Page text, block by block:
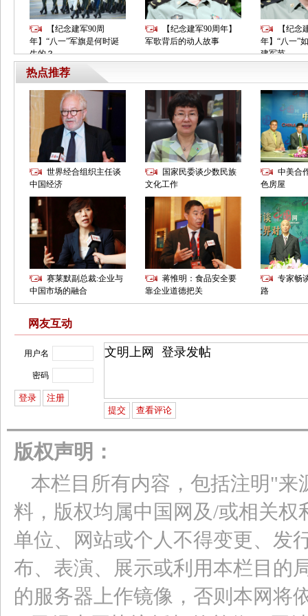
网友互动
用户名
密码
版权声明：
本栏目所有内容，包括注明"
料，版权均属中国网及/或相关
单位、网站或个人不得变更、发
布、表演、展示或利用本栏目的
的服务器上作镜像，否则本网将